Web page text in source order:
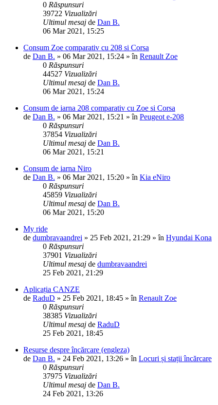
0 Răspunsuri
39722 Vizualizări
Ultimul mesaj de Dan B.
06 Mar 2021, 15:25
Consum Zoe comparativ cu 208 si Corsa
de Dan B. » 06 Mar 2021, 15:24 » în Renault Zoe
0 Răspunsuri
44527 Vizualizări
Ultimul mesaj de Dan B.
06 Mar 2021, 15:24
Consum de iarna 208 comparativ cu Zoe si Corsa
de Dan B. » 06 Mar 2021, 15:21 » în Peugeot e-208
0 Răspunsuri
37854 Vizualizări
Ultimul mesaj de Dan B.
06 Mar 2021, 15:21
Consum de iarna Niro
de Dan B. » 06 Mar 2021, 15:20 » în Kia eNiro
0 Răspunsuri
45859 Vizualizări
Ultimul mesaj de Dan B.
06 Mar 2021, 15:20
My ride
de dumbravaandrei » 25 Feb 2021, 21:29 » în Hyundai Kona
0 Răspunsuri
37901 Vizualizări
Ultimul mesaj de dumbravaandrei
25 Feb 2021, 21:29
Aplicația CANZE
de RaduD » 25 Feb 2021, 18:45 » în Renault Zoe
0 Răspunsuri
38385 Vizualizări
Ultimul mesaj de RaduD
25 Feb 2021, 18:45
Resurse despre încărcare (engleza)
de Dan B. » 24 Feb 2021, 13:26 » în Locuri și stații încărcare
0 Răspunsuri
37975 Vizualizări
Ultimul mesaj de Dan B.
24 Feb 2021, 13:26